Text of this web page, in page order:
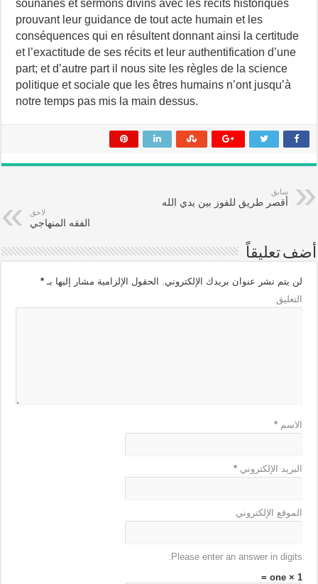
sounanes et sermons divins avec les récits historiques
prouvant leur guidance de tout acte humain et les
conséquences qui en résultent donnant ainsi la certitude
et l’exactitude de ses récits et leur authentification d’une
part; et d’autre part il nous site les règles de la science
politique et sociale que les êtres humains n’ont jusqu’à
notre temps pas mis la main dessus.
سابق
أقصر طريق للفوز بين يدي الله
لاحق
الفقه المنهاجي
أضف تعليقاً
لن يتم نشر عنوان بريدك الإلكتروني. الحقول الإلزامية مشار إليها بـ*
التعليق
الاسم*
البريد الإلكتروني*
الموقع الإلكتروني
Please enter an answer in digits:
1 × one =